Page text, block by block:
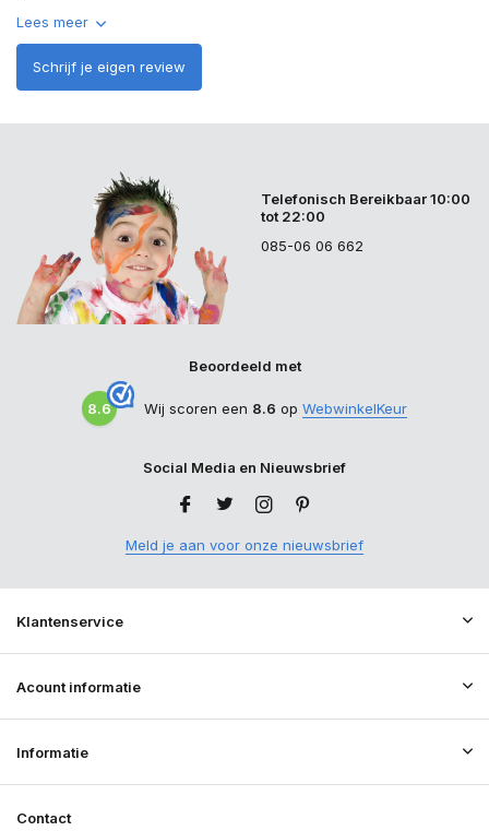
Lees meer
Schrijf je eigen review
Telefonisch Bereikbaar 10:00
tot 22:00
085-06 06 662
Beoordeeld met
8.6 Wij scoren een 8.6 op WebwinkelKeur
Social Media en Nieuwsbrief
Meld je aan voor onze nieuwsbrief
Klantenservice
Acount informatie
Informatie
Contact